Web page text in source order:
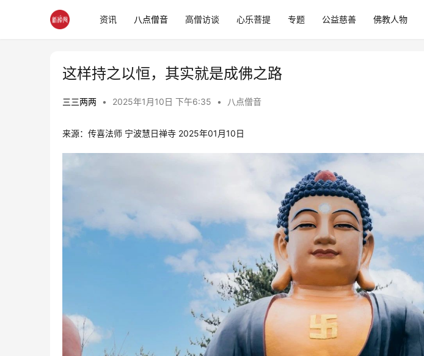
资讯 八点僧音 高僧访谈 心乐菩提 专题 公益慈善 佛教人物
这样持之以恒，其实就是成佛之路
三三两两 • 2025年1月10日 下午6:35 • 八点僧音
来源：传喜法师 宁波慧日禅寺 2025年01月10日